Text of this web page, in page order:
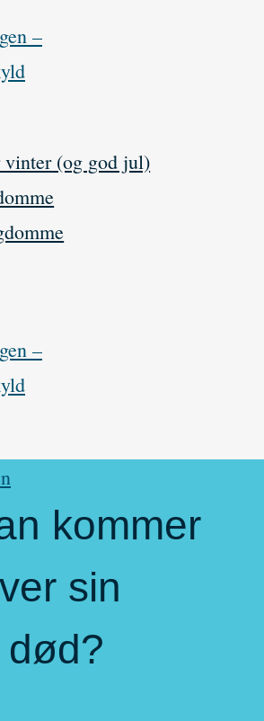
(og god jul)
kommer
sin